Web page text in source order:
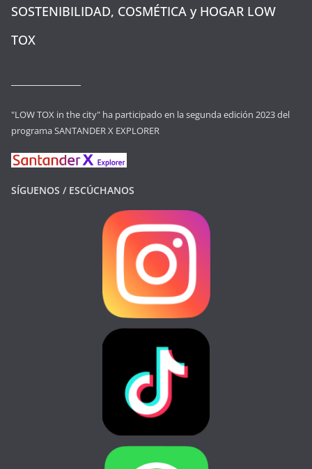
SOSTENIBILIDAD, COSMÉTICA y HOGAR LOW
TOX
"LOW TOX in the city" ha participado en la segunda edición 2023 del
programa SANTANDER X EXPLORER
SÍGUENOS / ESCÚCHANOS